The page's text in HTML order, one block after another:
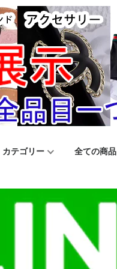
カテゴリー 全ての商品